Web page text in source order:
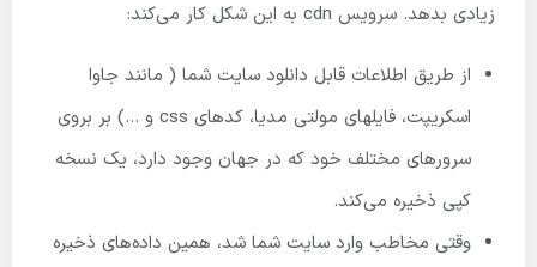
زیادی بدهد. سرویس cdn به این شکل کار می‌کند:
از طریق اطلاعات قابل دانلود سایت شما ( مانند جاوا
اسکریپت، فایل­های مولتی مدیا، کدهای css و …) بر بروی
سرورهای مختلف خود که در جهان وجود دارد، یک نسخه
کپی ذخیره می‌کند.
وقتی مخاطب وارد سایت شما شد، همین داده‌های ذخیره